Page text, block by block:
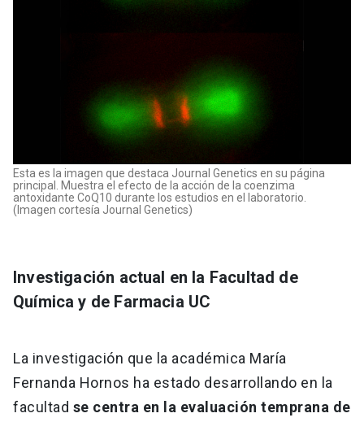
Esta es la imagen que destaca Journal Genetics en su página
principal. Muestra el efecto de la acción de la coenzima
antoxidante CoQ10 durante los estudios en el laboratorio.
(Imagen cortesía Journal Genetics)
Investigación actual en la Facultad de
Química y de Farmacia UC
La investigación que la académica María
Fernanda Hornos ha estado desarrollando en la
facultad se centra en la evaluación temprana de